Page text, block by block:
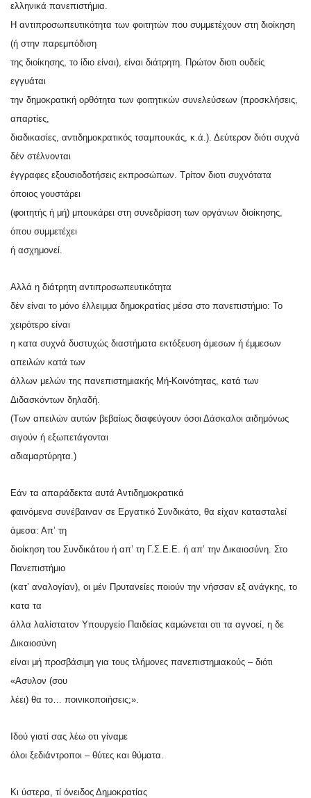
ελληνικά πανεπιστήμια.
Η αντιπροσωπευτικότητα των φοιτητών που συμμετέχουν στη διοίκηση
(ή στην παρεμπόδιση
της διοίκησης, το ίδιο είναι), είναι διάτρητη. Πρώτον διοτι ουδείς
εγγυάται
την δημοκρατική ορθότητα των φοιτητικών συνελεύσεων (προσκλήσεις,
απαρτίες,
διαδικασίες, αντιδημοκρατικός τσαμπουκάς, κ.ά.). Δεύτερον διότι συχνά
δέν στέλνονται
έγγραφες εξουσιοδοτήσεις εκπροσώπων. Τρίτον διοτι συχνότατα
όποιος γουστάρει
(φοιτητής ή μή) μπουκάρει στη συνεδρίαση των οργάνων διοίκησης,
όπου συμμετέχει
ή ασχημονεί.
Αλλά η διάτρητη αντιπροσωπευτικότητα
δέν είναι το μόνο έλλειμμα δημοκρατίας μέσα στο πανεπιστήμιο: Το
χειρότερο είναι
η κατα συχνά δυστυχώς διαστήματα εκτόξευση άμεσων ή έμμεσων
απειλών κατά των
άλλων μελών της πανεπιστημιακής Μή-Κοινότητας, κατά των
Διδασκόντων δηλαδή.
(Των απειλών αυτών βεβαίως διαφεύγουν όσοι Δάσκαλοι αιδημόνως
σιγούν ή εξωπετάγονται
αδιαμαρτύρητα.)
Εάν τα απαράδεκτα αυτά Αντιδημοκρατικά
φαινόμενα συνέβαιναν σε Εργατικό Συνδικάτο, θα είχαν κατασταλεί
άμεσα: Απ’ τη
διοίκηση του Συνδικάτου ή απ’ τη Γ.Σ.Ε.Ε. ή απ’ την Δικαιοσύνη. Στο
Πανεπιστήμιο
(κατ’ αναλογίαν), οι μέν Πρυτανείες ποιούν την νήσσαν εξ ανάγκης, το
κατα τα
άλλα λαλίστατον Υπουργείο Παιδείας καμώνεται οτι τα αγνοεί, η δε
Δικαιοσύνη
είναι μή προσβάσιμη για τους τλήμονες πανεπιστημιακούς – διότι
«Ασυλον (σου
λέει) θα το… ποινικοποιήσεις;».
Ιδού γιατί σας λέω οτι γίναμε
όλοι ξεδιάντροποι – θύτες και θύματα.
Κι ύστερα, τί όνειδος Δημοκρατίας